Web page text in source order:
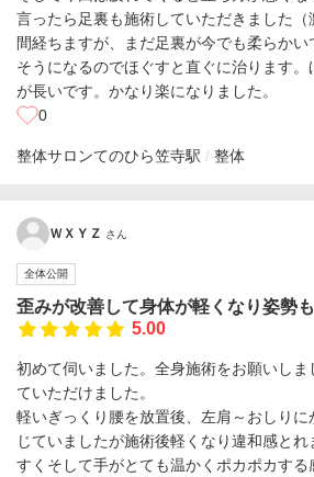
言ったら足裏も施術していただきました（
間経ちますが、まだ足裏が今でも柔らかい
そうになるのでほぐすと直ぐに治ります
が長いです。かなり楽になりました。
0
整体サロンてのひら笠寺駅 整体
ＷＸＹＺ さん
全体公開
歪みが改善して身体が軽くなり姿勢
5.00
初めて伺いました。全身施術をお願いし
ていただけました。
軽いぎっくり腰を放置後、左肩～おしり
じていましたが施術後軽くなり違和感と
すくそして手がとても温かくポカポカす